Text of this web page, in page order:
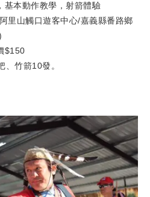
本動作教學，射箭體驗
里山觸口遊客中心/嘉義縣番路鄉
$150
竹箭10發。